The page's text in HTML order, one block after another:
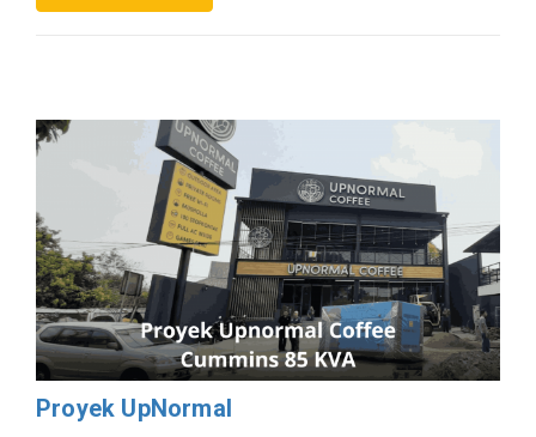
Proyek UpNormal